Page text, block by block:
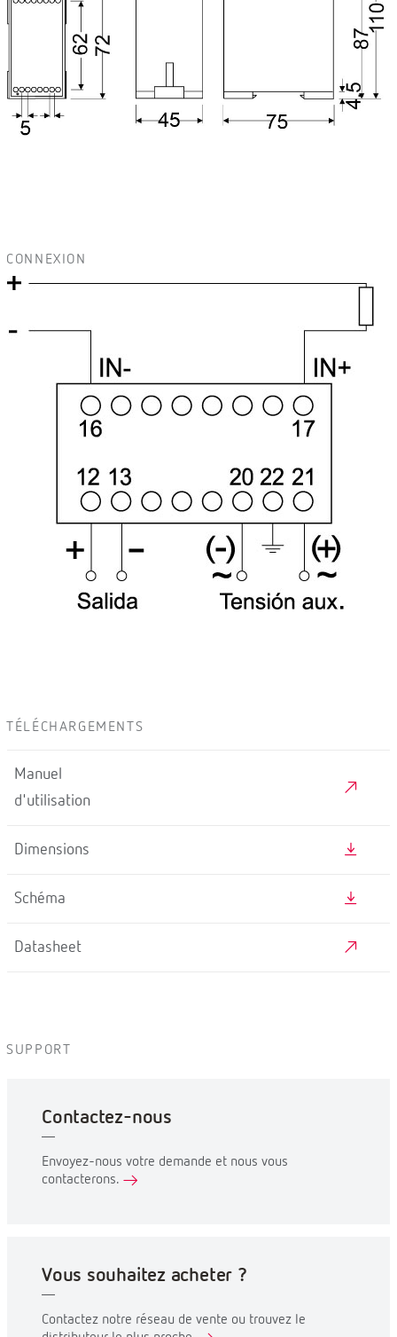
CONNEXION
TÉLÉCHARGEMENTS
Manuel
d'utilisation
Dimensions
Schéma
Datasheet
SUPPORT
Contactez-nous
Envoyez-nous votre demande et nous vous
contacterons.
Vous souhaitez acheter ?
Contactez notre réseau de vente ou trouvez le